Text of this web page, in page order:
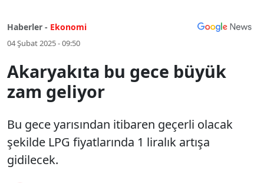
Haberler - Ekonomi
04 Şubat 2025 - 09:50
Akaryakıta bu gece büyük
zam geliyor
Bu gece yarısından itibaren geçerli olacak
şekilde LPG fiyatlarında 1 liralık artışa
gidilecek.